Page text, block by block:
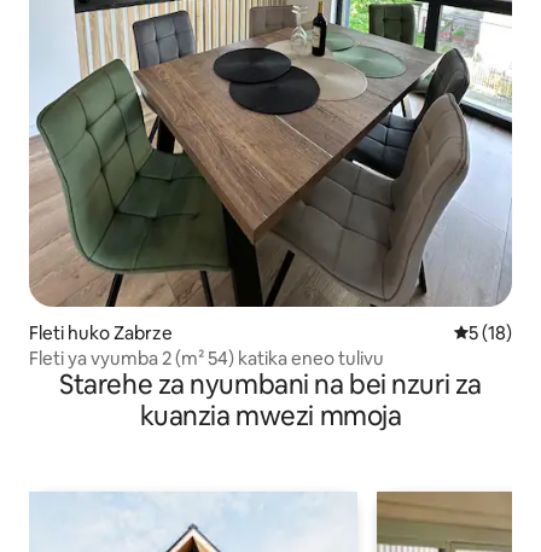
Fleti huko Zabrze Ukadiriaji
5 (18)
Fleti ya vyumba 2 (m² 54) katika eneo tulivu
Starehe za nyumbani na bei nzuri za
kuanzia mwezi mmoja